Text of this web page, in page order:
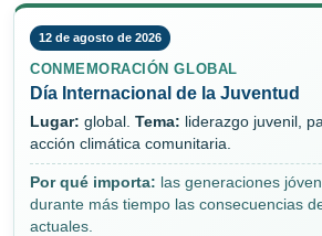
12 de agosto de 2026
CONMEMORACIÓN GLOBAL
Día Internacional de la Juventud
Lugar: global. Tema: liderazgo juvenil,
acción climática comunitaria.
Por qué importa: las generaciones
durante más tiempo las consecuencias
actuales.